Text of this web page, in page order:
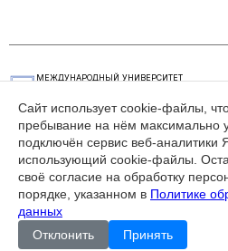
МЕЖДУНАРОДНЫЙ УНИВЕРСИТЕТ
КАК СВЯЗАТЬСЯ
+7(495) 626-29-62
da@mueg.ru
пн -
д.2,
Лицензия №039100 от 23 января 2018 г.
Сайт использует cookie-файлы,
пребывание на нём максимально
подключён сервис веб-аналитики
использующий cookie-файлы.
своё согласие на обработку
порядке, указанном в Политике
данных
Отклонить
Принять